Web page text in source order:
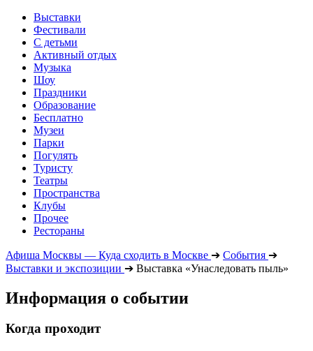
Выставки
Фестивали
С детьми
Активный отдых
Музыка
Шоу
Праздники
Образование
Бесплатно
Музеи
Парки
Погулять
Туристу
Театры
Пространства
Клубы
Прочее
Рестораны
Афиша Москвы — Куда сходить в Москве ➔ События ➔
Выставки и экспозиции ➔ Выставка «Унаследовать пыль»
Информация о событии
Когда проходит